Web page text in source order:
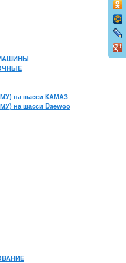
на шасси КАМАЗ
на шасси Daewoo